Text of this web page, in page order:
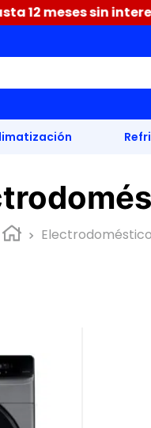
meses sin